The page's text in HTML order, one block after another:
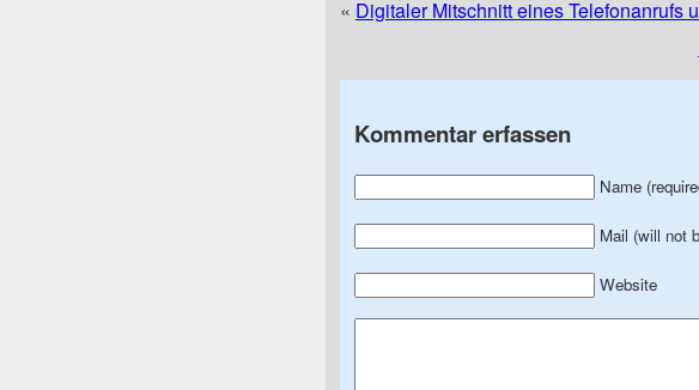
« Digitaler Mitschnitt eines Telefonanrufs
Kommentar erfassen
Name
Mail (will not
Website